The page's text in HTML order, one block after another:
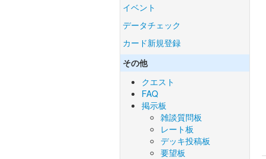
イベント
データチェック
カード新規登録
その他
クエスト
FAQ
掲示板
雑談質問板
レート板
デッキ投稿板
要望板